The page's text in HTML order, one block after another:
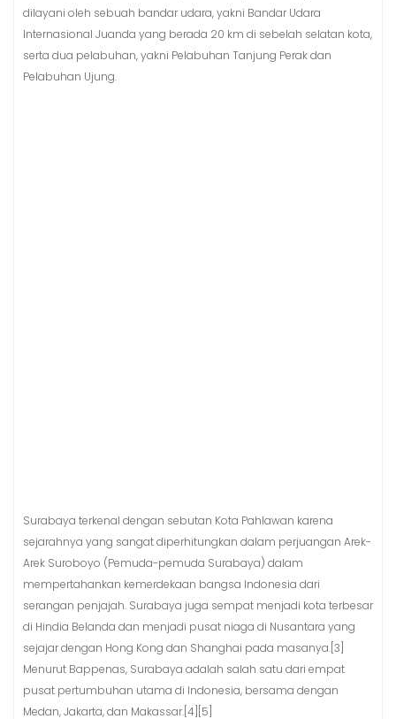
dilayani oleh sebuah bandar udara, yakni Bandar Udara
Internasional Juanda yang berada 20 km di sebelah selatan kota,
serta dua pelabuhan, yakni Pelabuhan Tanjung Perak dan
Pelabuhan Ujung.
Surabaya terkenal dengan sebutan Kota Pahlawan karena
sejarahnya yang sangat diperhitungkan dalam perjuangan Arek-
Arek Suroboyo (Pemuda-pemuda Surabaya) dalam
mempertahankan kemerdekaan bangsa Indonesia dari
serangan penjajah. Surabaya juga sempat menjadi kota terbesar
di Hindia Belanda dan menjadi pusat niaga di Nusantara yang
sejajar dengan Hong Kong dan Shanghai pada masanya.[3]
Menurut Bappenas, Surabaya adalah salah satu dari empat
pusat pertumbuhan utama di Indonesia, bersama dengan
Medan, Jakarta, dan Makassar.[4][5]